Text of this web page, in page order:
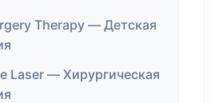
Therapy — Детская
Laser — Хирургическая